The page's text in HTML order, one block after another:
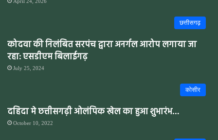
छत्तीसगढ़
कोदवा की निलंबित सरपंच द्वारा अनर्गल आरोप लगाया जा
रहा: एसडीएम बिलाईगढ़
July 25, 2024
कोसीर
दहिदा मे छत्तीसगढ़ी ओलंपिक खेल का हुआ शुभारंभ…
October 10, 2022